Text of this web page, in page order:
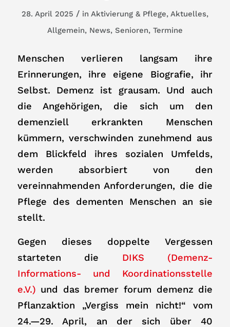
28. April 2025 / in Aktivierung & Pflege, Aktuelles,
Allgemein, News, Senioren, Termine
Menschen verlieren langsam ihre
Erinnerungen, ihre eigene Biografie, ihr
Selbst. Demenz ist grausam. Und auch
die Angehörigen, die sich um den
demenziell erkrankten Menschen
kümmern, verschwinden zunehmend aus
dem Blickfeld ihres sozialen Umfelds,
werden absorbiert von den
vereinnahmenden Anforderungen, die die
Pflege des dementen Menschen an sie
stellt.
Gegen dieses doppelte Vergessen
starteten die DIKS (Demenz-
Informations- und Koordinationsstelle
e.V.) und das bremer forum demenz die
Pflanzaktion „Vergiss mein nicht!“ vom
24.—29. April, an der sich über 40